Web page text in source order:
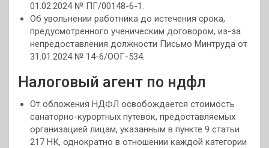
01.02.2024 № ПГ/00148-6-1.
Об увольнении работника до истечения срока,
предусмотренного ученическим договором, из-за
непредоставления должности Письмо Минтруда от
31.01.2024 № 14-6/ООГ-534.
Налоговый агент по ндфл
От обложения НДФЛ освобождается стоимость
санаторно-курортных путевок, предоставляемых
организацией лицам, указанным в пункте 9 статьи
217 НК, однократно в отношении каждой категории